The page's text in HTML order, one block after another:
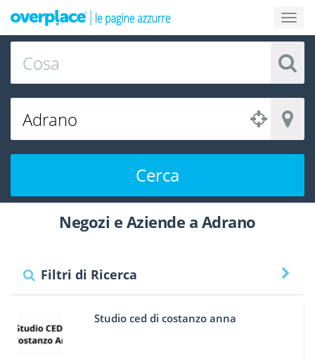
Cerca
Negozi e Aziende a Adrano
Filtri di Ricerca
Studio ced di costanzo anna